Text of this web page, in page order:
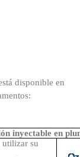
disponible en
inyectable en
utilizar su